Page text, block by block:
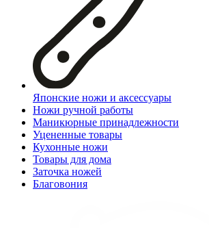
Японские ножи и аксессуары
Ножи ручной работы
Маникюрные принадлежности
Уцененные товары
Кухонные ножи
Товары для дома
Заточка ножей
Благовония